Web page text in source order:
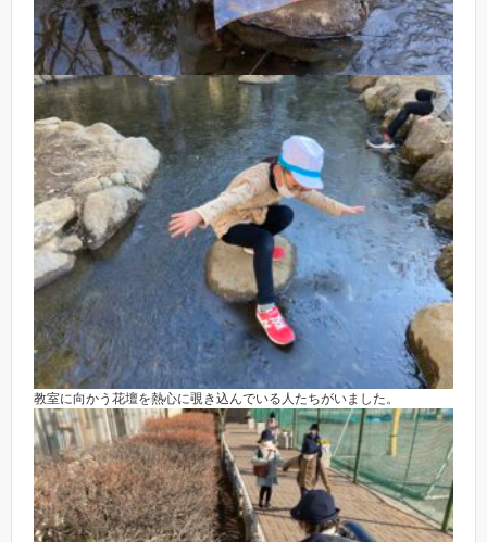
教室に向かう花壇を熱心に覗き込んでいる人たちがいました。